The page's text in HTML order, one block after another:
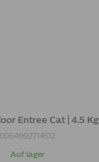
Entree Cat | 4.5 Kg
0064992714512
Auf lager